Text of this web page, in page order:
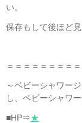
い。
保存もして後ほど
＝＝＝＝＝＝＝＝
～ベビーシャワー
し、ベビーシャワ
■HP⇒★